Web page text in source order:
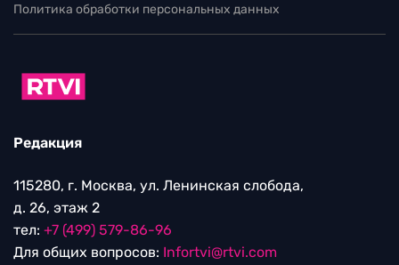
Политика обработки персональных данных
Редакция
115280, г. Москва, ул. Ленинская слобода,
д. 26, этаж 2
тел: +7 (499) 579-86-96
Для общих вопросов: Infortvi@rtvi.com